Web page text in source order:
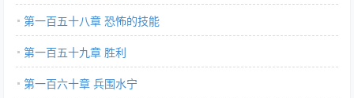
第一百五十八章 恐怖的技能
第一百五十九章 胜利
第一百六十章 兵围水宁